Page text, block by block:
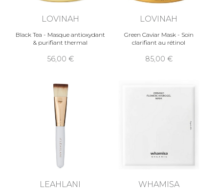
LOVINAH
Black Tea - Masque antioxydant
& purifiant thermal
56,00
LOVINAH
Green Caviar Mask - Soin
clarifiant au rétinol
85,00
LEAHLANI WHAMISA